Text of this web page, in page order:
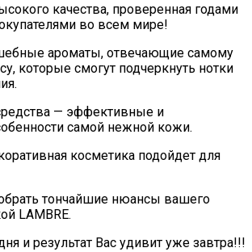
качества, проверенная годами
во всем мире!
ароматы, отвечающие самому
которые смогут подчеркнуть нотки
— эффективные и
самой нежной кожи.
косметика подойдет для
тончайшие нюансы вашего
LAMBRE.
и результат Вас удивит уже завтра!!!